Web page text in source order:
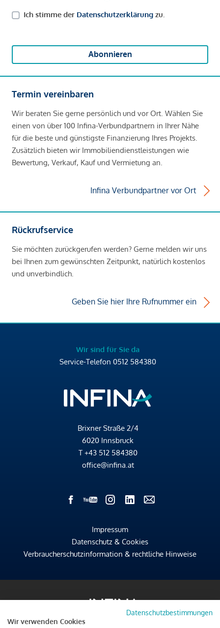
Ich stimme der Datenschutzerklärung zu.
Abonnieren
Termin vereinbaren
Wir beraten Sie gerne persönlich und vor Ort. Wählen Sie
einen von über 100 Infina-Verbundpartnern in Ihrer Nähe
für die beste und günstigste Finanzierung Ihres Projekts.
Zusätzlich bieten wir Immobiliendienstleistungen wie
Bewertung, Verkauf, Kauf und Vermietung an.
Infina Verbundpartner vor Ort
Rückrufservice
Sie möchten zurückgerufen werden? Gerne melden wir uns
bei Ihnen zum gewünschten Zeitpunkt, natürlich kostenlos
und unverbindlich.
Geben Sie hier Ihre Rufnummer ein
Wir sind für Sie da
Service-Telefon 0512 584380
Brixner Straße 2/4
6020 Innsbruck
T +43 512 584380
office@infina.at
Impressum
Datenschutz & Cookies
Verbraucherschutzinformation & rechtliche Hinweise
Datenschutzbestimmungen
Wir verwenden Cookies